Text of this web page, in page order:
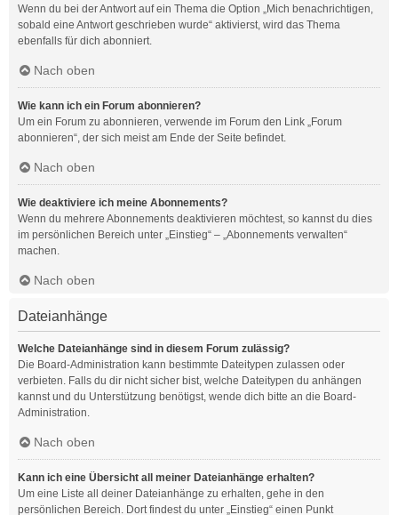
Wenn du bei der Antwort auf ein Thema die Option „Mich benachrichtigen,
sobald eine Antwort geschrieben wurde“ aktivierst, wird das Thema
ebenfalls für dich abonniert.
Nach oben
Wie kann ich ein Forum abonnieren?
Um ein Forum zu abonnieren, verwende im Forum den Link „Forum
abonnieren“, der sich meist am Ende der Seite befindet.
Nach oben
Wie deaktiviere ich meine Abonnements?
Wenn du mehrere Abonnements deaktivieren möchtest, so kannst du dies
im persönlichen Bereich unter „Einstieg“ – „Abonnements verwalten“
machen.
Nach oben
Dateianhänge
Welche Dateianhänge sind in diesem Forum zulässig?
Die Board-Administration kann bestimmte Dateitypen zulassen oder
verbieten. Falls du dir nicht sicher bist, welche Dateitypen du anhängen
kannst und du Unterstützung benötigst, wende dich bitte an die Board-
Administration.
Nach oben
Kann ich eine Übersicht all meiner Dateianhänge erhalten?
Um eine Liste all deiner Dateianhänge zu erhalten, gehe in den
persönlichen Bereich. Dort findest du unter „Einstieg“ einen Punkt